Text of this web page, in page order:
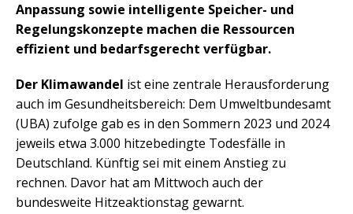
Anpassung sowie intelligente Speicher- und
Regelungskonzepte machen die Ressourcen
effizient und bedarfsgerecht verfügbar.
Der Klimawandel ist eine zentrale Herausforderung
auch im Gesundheitsbereich: Dem Umweltbundesamt
(UBA) zufolge gab es in den Sommern 2023 und 2024
jeweils etwa 3.000 hitzebedingte Todesfälle in
Deutschland. Künftig sei mit einem Anstieg zu
rechnen. Davor hat am Mittwoch auch der
bundesweite Hitzeaktionstag gewarnt.